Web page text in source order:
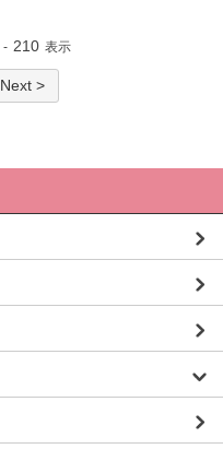
- 210 表示
Next >